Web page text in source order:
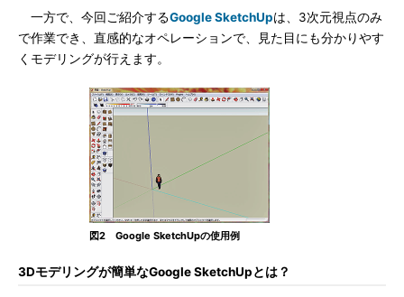
一方で、今回ご紹介するGoogle SketchUpは、3次元視点のみ
で作業でき、直感的なオペレーションで、見た目にも分かりやす
くモデリングが行えます。
図2 Google SketchUpの使用例
3Dモデリングが簡単なGoogle SketchUpとは？